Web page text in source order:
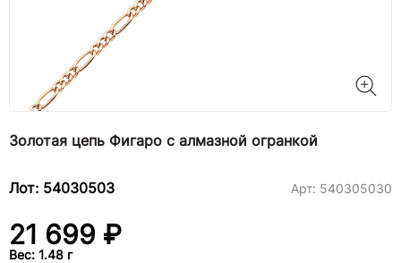
Золотая цепь Фигаро с алмазной огранкой
Лот: 54030503 Арт: 540305030
21 699 ₽
Вес: 1.48 г